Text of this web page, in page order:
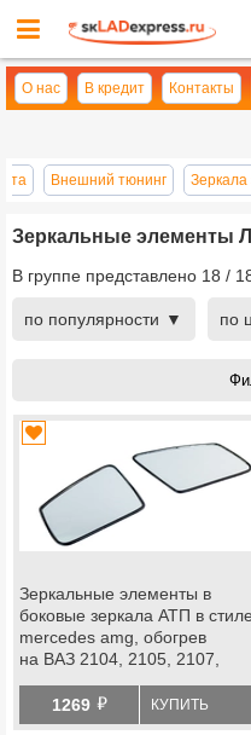
О нас В кредит Контакты
Внешний тюнинг Зеркала
Зеркальные элементы
В группе представлено 18 /
по популярности по
Зеркальные элементы в
боковые зеркала АТП в стиле
mercedes amg, обогрев
на ВАЗ 2104, 2105, 2107,
Приора, Веста, Нива 4х4,
Нива Легенд, Шевроле Нива
1269 й КУПИТЬ